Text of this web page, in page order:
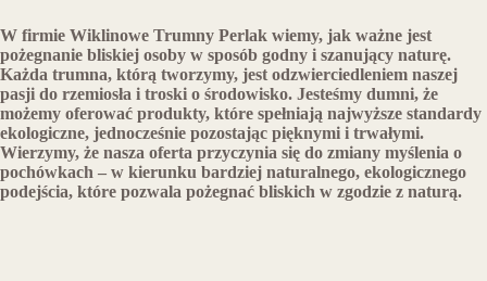
W firmie Wiklinowe Trumny Perlak wiemy, jak ważne jest
pożegnanie bliskiej osoby w sposób godny i szanujący naturę.
Każda trumna, którą tworzymy, jest odzwierciedleniem naszej
pasji do rzemiosła i troski o środowisko. Jesteśmy dumni, że
możemy oferować produkty, które spełniają najwyższe standardy
ekologiczne, jednocześnie pozostając pięknymi i trwałymi.
Wierzymy, że nasza oferta przyczynia się do zmiany myślenia o
pochówkach – w kierunku bardziej naturalnego, ekologicznego
podejścia, które pozwala pożegnać bliskich w zgodzie z naturą.